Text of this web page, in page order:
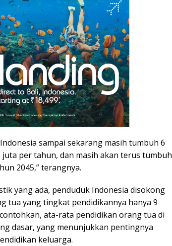
sampai sekarang masih tumbuh 6
per tahun, dan masih akan terus tumbuh
2045,” terangnya.
yang ada, penduduk Indonesia disokong
tua yang tingkat pendidikannya hanya 9
ata-rata pendidikan orang tua di
dasar, yang menunjukkan pentingnya
keluarga.